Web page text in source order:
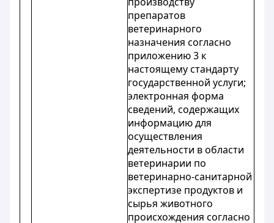
препаратов
ветеринарного
назначения согласно
приложению 3 к
настоящему стандарту
государственной услуги;
электронная форма
сведений, содержащих
информацию для
осуществления
деятельности в области
ветеринарии по
ветеринарно-санитарной
экспертизе продуктов и
сырья животного
происхождения согласно